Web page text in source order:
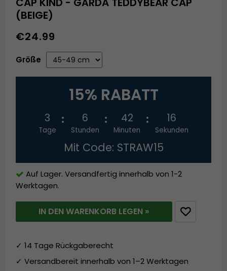
(BEIGE)
€24.99
Größe
15% RABATT
3
Tage
6
Stunden
42
Minuten
16
Sekunden
Mit Code: STRAW15
Auf Lager. Versandfertig innerhalb von 1-2
Werktagen.
IN DEN WARENKORB LEGEN »
✓ 14 Tage Rückgaberecht
✓ Versandbereit innerhalb von 1–2 Werktagen